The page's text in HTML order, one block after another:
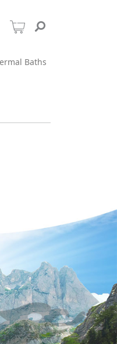
Baths